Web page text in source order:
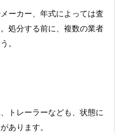
ーカー、年式によっては査
処分する前に、複数の業者
。
トレーラーなども、状態に
あります。